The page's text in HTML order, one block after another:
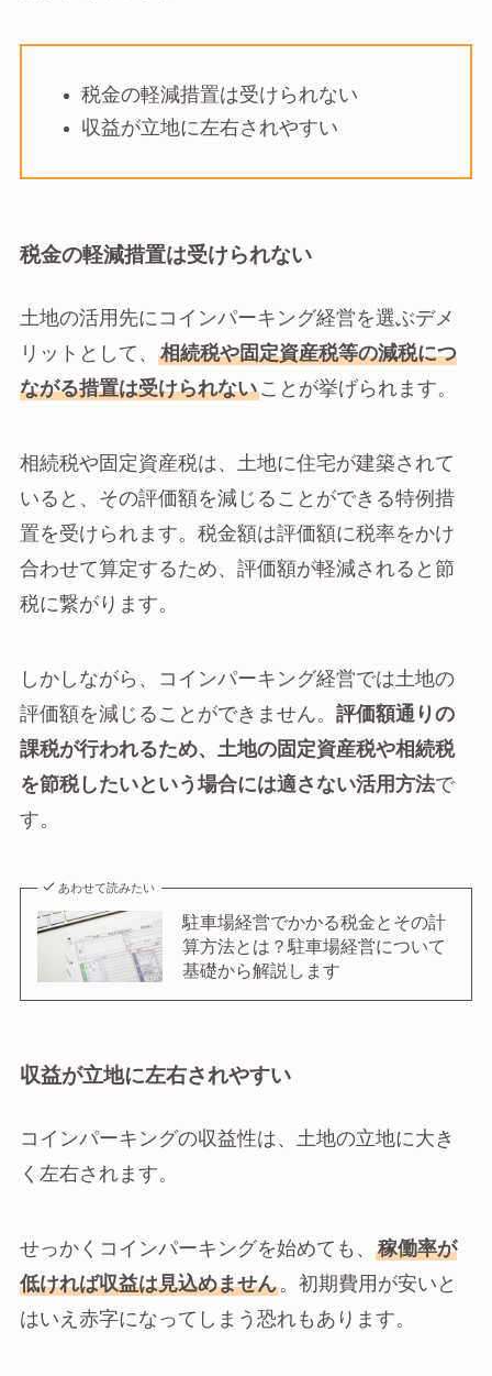
税金の軽減措置は受けられない
収益が立地に左右されやすい
税金の軽減措置は受けられない
土地の活用先にコインパーキング経営を選ぶデメ
リットとして、
相続税や固定資産税等の減税につ
ながる措置は受けられないことが挙げられます。
相続税や固定資産税は、土地に住宅が建築されて
いると、その評価額を減じることができる特例措
置を受けられます。税金額は評価額に税率をかけ
合わせて算定するため、評価額が軽減されると節
税に繋がります。
しかしながら、コインパーキング経営では土地の
評価額を減じることができません。 評価額通りの
課税が行われるため、土地の固定資産税や相続税
を節税したいという場合には適さない活用方法で
す。
あわせて読みたい
駐車場経営でかかる税金とその計
算方法とは？駐車場経営について
基礎から解説します
収益が立地に左右されやすい
コインパーキングの収益性は、土地の立地に大き
く左右されます。
せっかくコインパーキングを始めても、
稼働率が
低ければ収益は見込めません。初期費用が安いと
はいえ赤字になってしまう恐れもあります。